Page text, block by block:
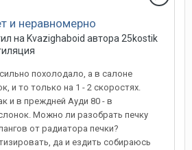
и неравномерно
на Kvazighaboid автора 25kostik
похолодало, а в салоне
и то только на 1 - 2 скоростях.
и в преждней Ауди 80 - в
Можно ли разобрать печку
от радиатора печки?
да и ездить собираюсь